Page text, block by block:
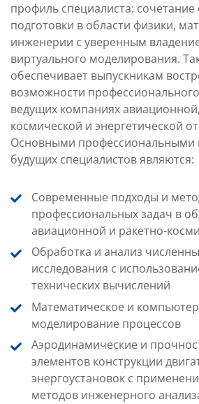
профиль специалиста:
подготовки в области физики,
инженерии с уверенным
виртуального моделирования.
обеспечивает выпускникам
возможности
ведущих компаниях
космической и энергетической
Основными профессиональными
будущих специалистов являются:
Современные подходы и
профессиональных задач в
авиационной и ракетно-
Обработка и анализ
исследования с
технических вычислений
Математическое и
моделирование процессов
Аэродинамические и
элементов конструкции
энергоустановок с
методов инженерного